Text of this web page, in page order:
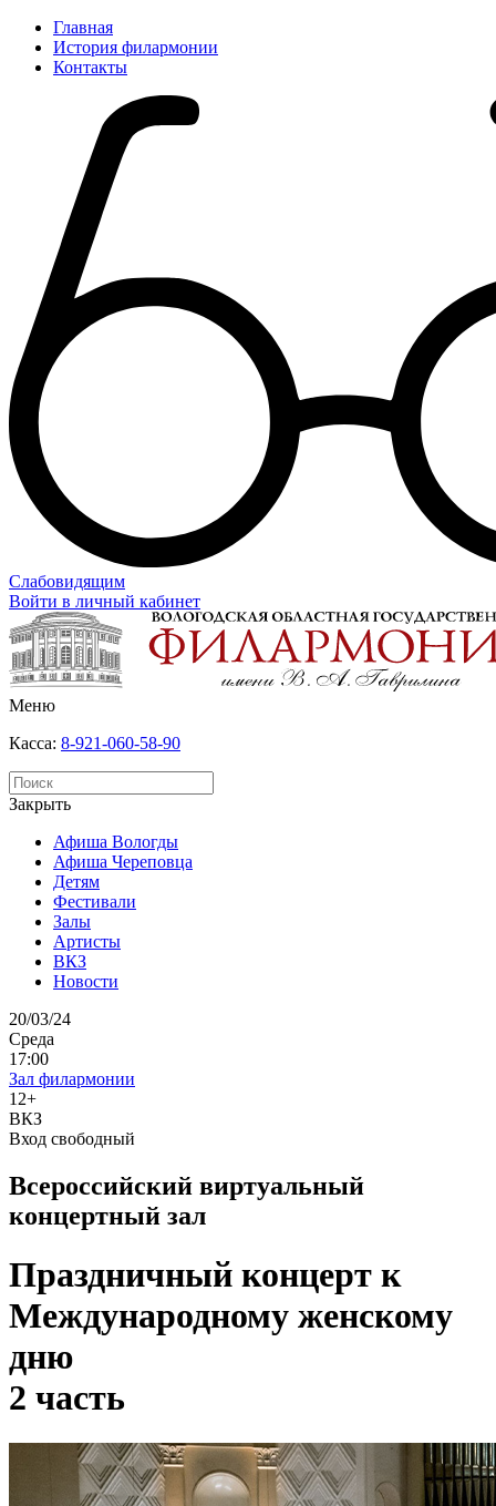
Главная
История филармонии
Контакты
Слабовидящим
Войти в личный кабинет
Меню
Касса: 8-921-060-58-90
Закрыть
Афиша Вологды
Афиша Череповца
Детям
Фестивали
Залы
Артисты
ВКЗ
Новости
20/03/24
Среда
17:00
Зал филармонии
12+
ВКЗ
Вход свободный
Всероссийский виртуальный
концертный зал
Праздничный концерт к
Международному женскому
дню
2 часть